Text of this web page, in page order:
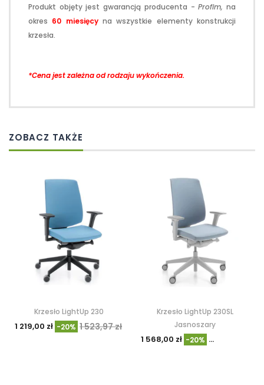
Produkt objęty jest gwarancją producenta -Profim, na
okres 60 miesięcy na wszystkie elementy konstrukcji
krzesła.
*Cena jest zależna od rodzaju wykończenia.
ZOBACZ TAKŻE
Krzesło LightUp 230
1 219,00 zł -20% 1 523,97 zł
Krzesło LightUp 230SL
Jasnoszary
1 568,00 zł -20% 1 959,39 zł